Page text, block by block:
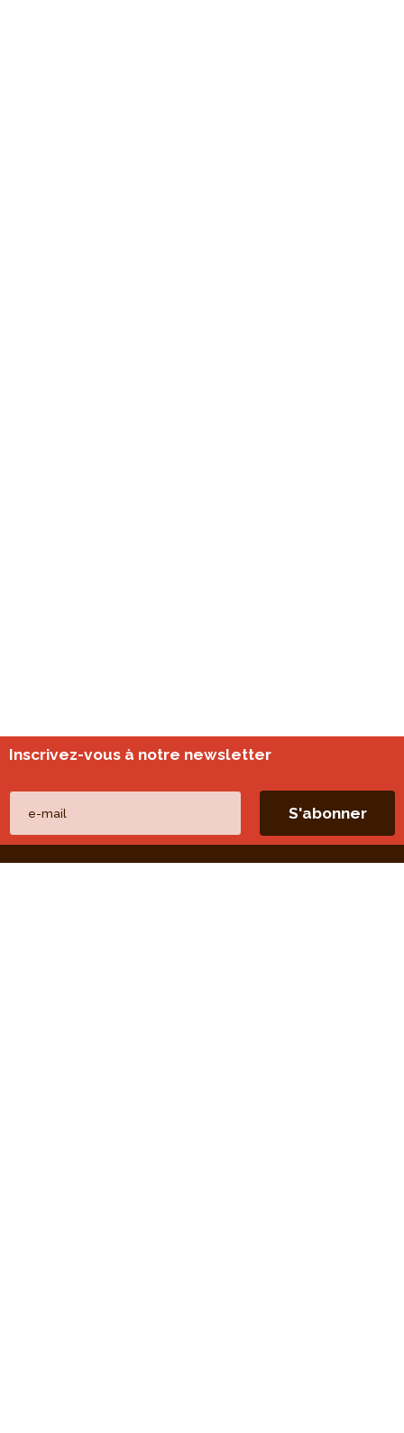
Inscrivez-vous à notre newsletter